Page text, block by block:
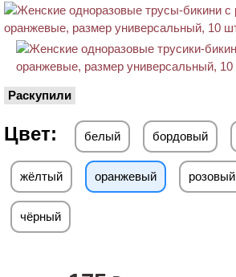
Раскупили
Цвет: белый бордовый
жёлтый оранжевый розовый
чёрный